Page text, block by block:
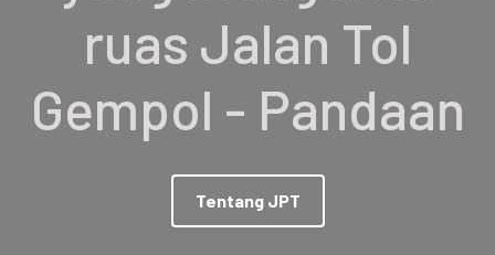
ruas Jalan Tol
Gempol - Pandaan
Tentang JPT